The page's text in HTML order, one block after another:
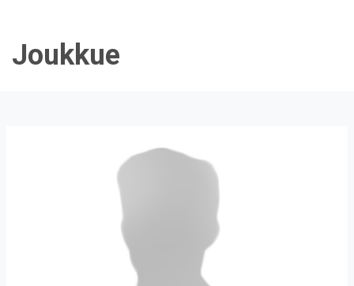
Joukkue